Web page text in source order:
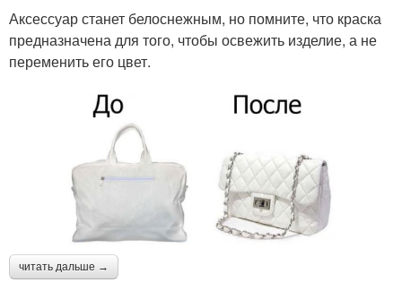
Аксессуар станет белоснежным, но помните, что краска
предназначена для того, чтобы освежить изделие, а не
переменить его цвет.
читать дальше →